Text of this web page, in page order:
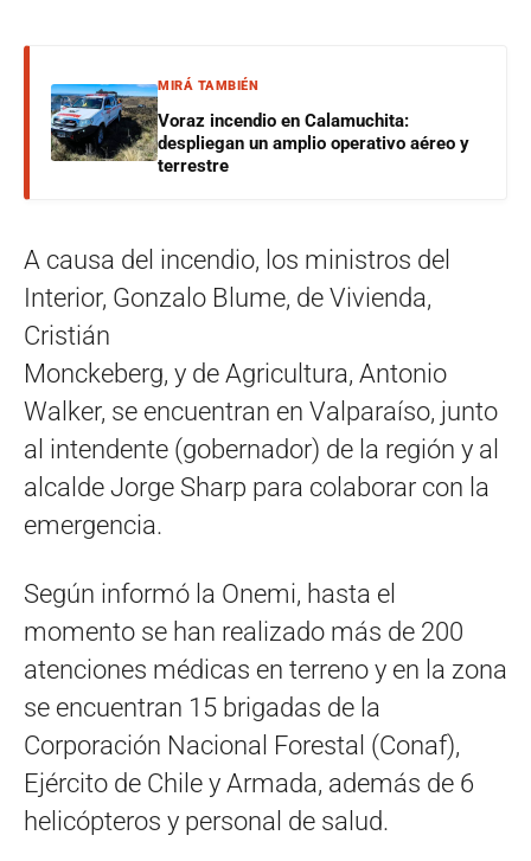
MIRÁ TAMBIÉN
Voraz incendio en Calamuchita:
despliegan un amplio operativo aéreo y
terrestre
A causa del incendio, los ministros del
Interior, Gonzalo Blume, de Vivienda,
Cristián
Monckeberg, y de Agricultura, Antonio
Walker, se encuentran en Valparaíso, junto
al intendente (gobernador) de la región y al
alcalde Jorge Sharp para colaborar con la
emergencia.
Según informó la Onemi, hasta el
momento se han realizado más de 200
atenciones médicas en terreno y en la zona
se encuentran 15 brigadas de la
Corporación Nacional Forestal (Conaf),
Ejército de Chile y Armada, además de 6
helicópteros y personal de salud.